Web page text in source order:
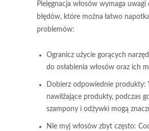
Pielęgnacja włosów wymaga
błędów, które można łatwo
problemów:
Ogranicz użycie gorących
do osłabienia włosów oraz ich
Dobierz odpowiednie produkty:
nawilżające produkty, podczas
szampony i odżywki mogą
Nie myj włosów zbyt często: